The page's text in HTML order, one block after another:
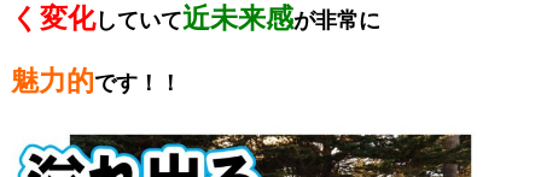
く変化していて近未来感が非常に
魅力的です！！